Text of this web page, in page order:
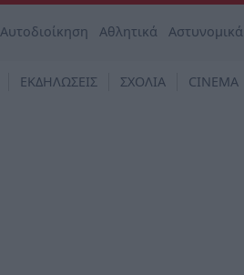
Αυτοδιοίκηση Αθλητικά Αστυνομικά
ΕΚΔΗΛΩΣΕΙΣ ΣΧΟΛΙΑ CINEMA